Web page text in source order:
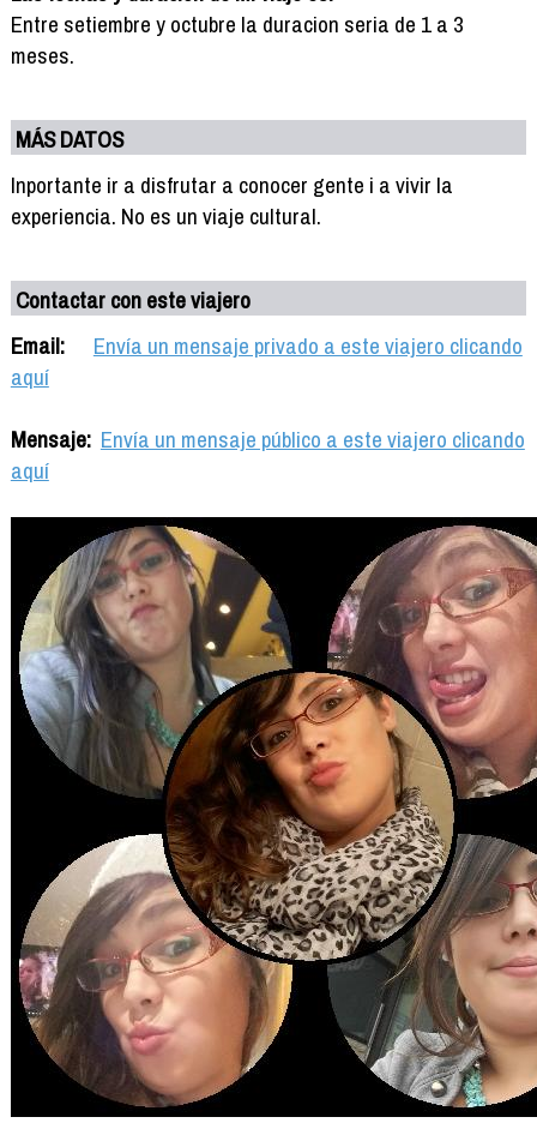
Entre setiembre y octubre la duracion seria de 1 a 3
meses.
MÁS DATOS
Inportante ir a disfrutar a conocer gente i a vivir la
experiencia. No es un viaje cultural.
Contactar con este viajero
Email:
Envía un mensaje privado a este viajero clicando
aquí
Mensaje: Envía un mensaje público a este viajero clicando
aquí